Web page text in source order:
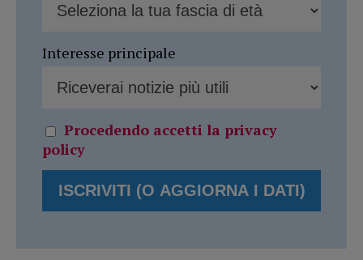
Interesse principale
Procedendo accetti la privacy
policy